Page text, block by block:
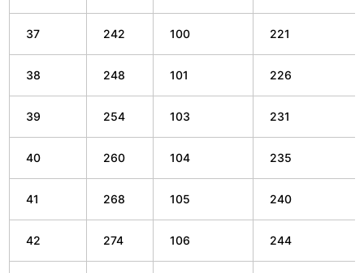
37 242 100 221
38 248 101 226
39 254 103 231
40 260 104 235
41 268 105 240
42 274 106 244